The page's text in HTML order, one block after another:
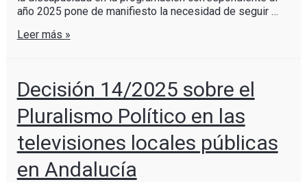
año 2025 pone de manifiesto la necesidad de seguir …
Leer más »
Decisión 14/2025 sobre el
Pluralismo Político en las
televisiones locales públicas
en Andalucía